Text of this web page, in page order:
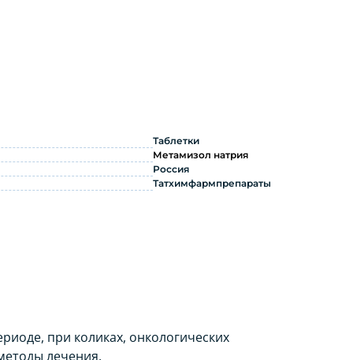
Таблетки
Метамизол натрия
Россия
Татхимфармпрепараты
при коликах, онкологических
лечения.